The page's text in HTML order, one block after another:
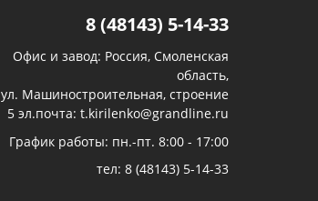
8 (48143) 5-14-33
Офис и завод: Россия, Смоленская
область,
ул. Машиностроительная, строение
5 эл.почта: t.kirilenko@grandline.ru
График работы: пн.-пт. 8:00 - 17:00
тел:8 (48143) 5-14-33